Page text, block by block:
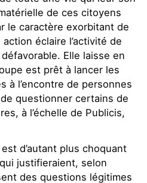
de ces citoyens
le caractère exorbitant de
éclaire l’activité de
Elle laisse en
est prêt à lancer les
à l’encontre de personnes
questionner certains de
à l’échelle de Publicis,
d’autant plus choquant
justifieraient, selon
des questions légitimes